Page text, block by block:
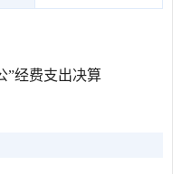
”经费支出决算